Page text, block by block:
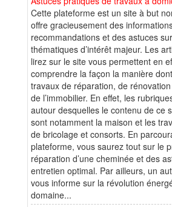
Cette plateforme est un site à but
offre gracieusement des
recommandations et des astuces
thématiques d’intérêt majeur. Les
lirez sur le site vous permettent en
comprendre la façon la manière
travaux de réparation, de
de l’immobilier. En effet, les
autour desquelles le contenu de ce
sont notamment la maison et les
de bricolage et consorts. En
plateforme, vous saurez tout sur le
réparation d’une cheminée et des
entretien optimal. Par ailleurs, un
vous informe sur la révolution
domaine...